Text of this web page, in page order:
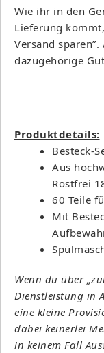
Wie ihr in den
Lieferung
Versand
dazugehörige
Produktdetails:
Besteck-
Aus
Rostfrei
60 Teile
Mit
Wenn du über
Dienstleistung in
eine kleine
dabei keinerlei
in keinem Fall